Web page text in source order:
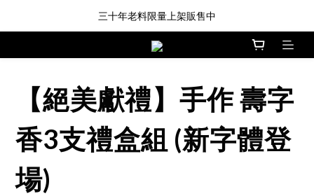
新品登場!! \印尼馬來沉香/
三十年老料限量上架販售中
**7/17-7/19** 免運派對
【絕美獻禮】手作 壽字
香3支禮盒組 (新字體登
場)